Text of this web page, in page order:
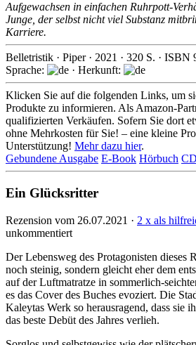
Aufgewachsen in einfachen Ruhrpott-
Junge, der selbst nicht viel Substanz
Karriere.
Belletristik · Piper· 2021 · 320 S. · ISBN
Sprache:
· Herkunft:
Klicken Sie auf die folgenden Links, um
Produkte zu informieren. Als Amazon-
qualifizierten Verkäufen. Sofern Sie dort
ohne Mehrkosten für Sie! – eine kleine
Unterstützung! Mehr dazu hier.
Gebundene Ausgabe E-Book Hörbuch CD
Ein Glücksritter
Rezension vom 26.07.2021 · 2 x als
unkommentiert
Der Lebensweg des Protagonisten dieses
noch steinig, sondern gleicht eher dem
auf der Luft­matratze in sommer­lich-
es das Cover des Buches evoziert. Die
Kaleytas Werk so heraus­ragend, dass sie
das beste Debüt des Jahres verlieh.